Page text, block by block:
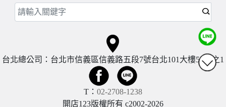
台北總公司：台北市信義區信義路五段7號台北101大樓57樓之1
T： 02-2708-1238
開店123版權所有 c2002-2026